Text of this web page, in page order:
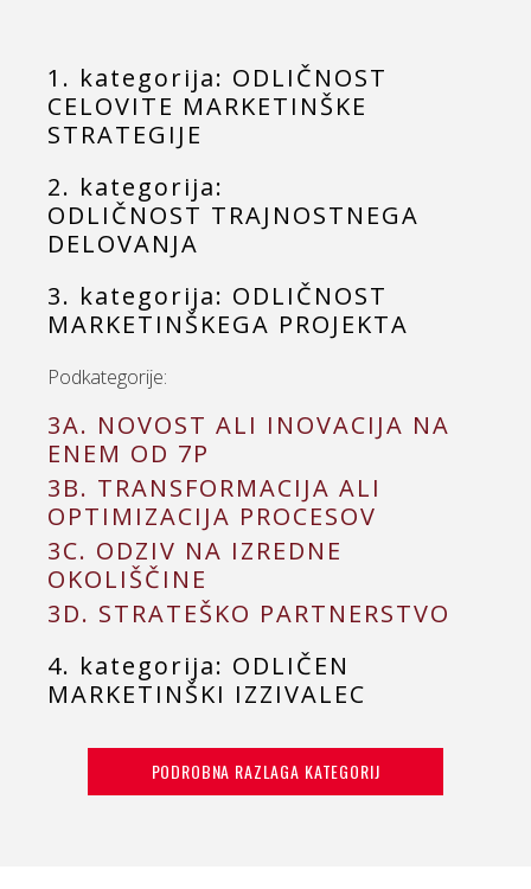
1. kategorija: ODLIČNOST
CELOVITE MARKETINŠKE
STRATEGIJE
2. kategorija:
ODLIČNOST TRAJNOSTNEGA
DELOVANJA
3. kategorija: ODLIČNOST
MARKETINŠKEGA PROJEKTA
Podkategorije:
3A. NOVOST ALI INOVACIJA NA
ENEM OD 7P
3B. TRANSFORMACIJA ALI
OPTIMIZACIJA PROCESOV
3C. ODZIV NA IZREDNE
OKOLIŠČINE
3D. STRATEŠKO PARTNERSTVO
4. kategorija: ODLIČEN
MARKETINŠKI IZZIVALEC
PODROBNA RAZLAGA KATEGORIJ